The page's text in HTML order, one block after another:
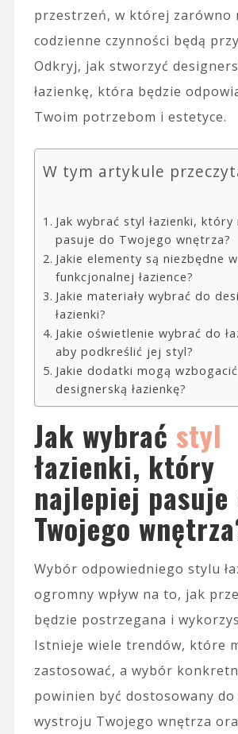
przestrzeń, w której zarówno
codzienne czynności będą
Odkryj, jak stworzyć
łazienkę, która będzie
Twoim potrzebom i estetyce.
W tym artykule
Jak wybrać styl łazienki, który
pasuje do Twojego wnętrza?
Jakie elementy są niezbędne w
funkcjonalnej łazience?
Jakie materiały wybrać do
łazienki?
Jakie oświetlenie wybrać do
aby podkreślić jej styl?
Jakie dodatki mogą wzbogacić
designerską łazienkę?
Jak wybrać styl
łazienki, który
najlepiej pasuje
Twojego
Wybór odpowiedniego stylu
ogromny wpływ na to, jak
będzie postrzegana i
Istnieje wiele trendów, które
zastosować, a wybór
powinien być dostosowany
wystroju Twojego wnętrza